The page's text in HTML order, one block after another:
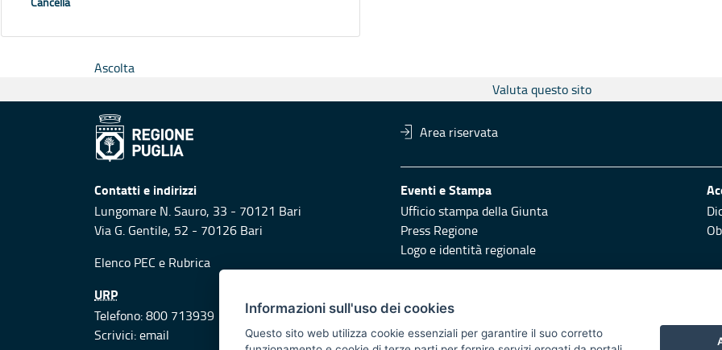
Ascolta
Valuta questo sito
Area riservata
Contatti e indirizzi
Lungomare N. Sauro, 33 - 70121 Bari
Via G. Gentile, 52 - 70126 Bari
Elenco PEC e Rubrica
Eventi e Stampa
Ufficio stampa della Giunta
Press Regione
Logo e identità regionale
URP
Telefono: 800 713939
Scrivici:email
Responsabili di pubblicazione
Informazioni sull'uso dei cookies
Questo sito web utilizza cookie essenziali per garantire il suo corretto